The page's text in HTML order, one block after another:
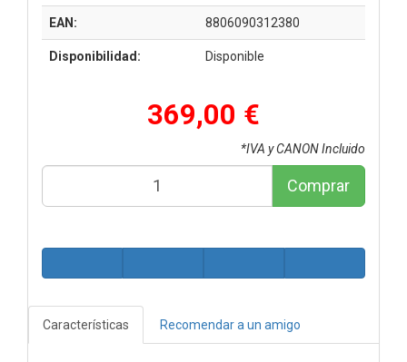
EAN: 8806090312380
Disponibilidad: Disponible
369,00 €
*IVA y CANON Incluido
Comprar
Características Recomendar a un amigo